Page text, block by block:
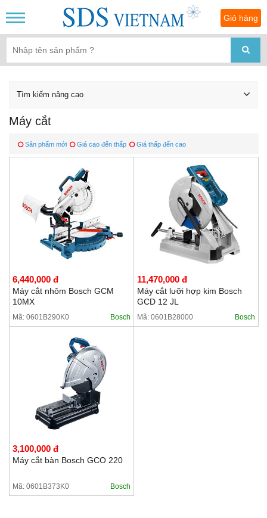
Giỏ hàng
Tìm kiếm nâng cao
Máy cắt
Sản phẩm mới Giá cao đến thấp Giá thấp đến cao
6,440,000 đ
Máy cắt nhôm Bosch GCM
10MX
Mã: 0601B290K0 Bosch
11,470,000 đ
Máy cắt lưỡi hợp kim Bosch
GCD 12 JL
Mã: 0601B28000 Bosch
3,100,000 đ
Máy cắt bàn Bosch GCO 220
Mã: 0601B373K0 Bosch